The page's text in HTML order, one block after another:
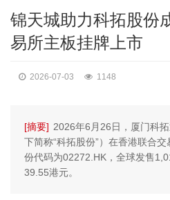
锦天城助力科拓股份
易所主板挂牌上市
2026-07-03 1148
[摘要] 2026年6月26日，厦门科
下简称“科拓股份”）在香港联合
份代码为02272.HK，全球发售
39.55港元。